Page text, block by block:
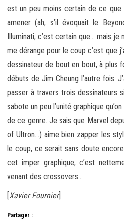
est un peu moins certain de ce
amener (ah, s’il évoquait le
Illuminati, c’est certain que… mais je
me dérange pour le coup c’est que
dessinateur de bout en bout, à plus
débuts de Jim Cheung l’autre fois.
passer à travers trois dessinateurs
sabote un peu l’unité graphique
de ce genre. Je sais que Marvel
of Ultron…) aime bien zapper les
le coup, ce serait sans doute
cet imper graphique, c’est
venant des crossovers…
[Xavier Fournier]
Partager :